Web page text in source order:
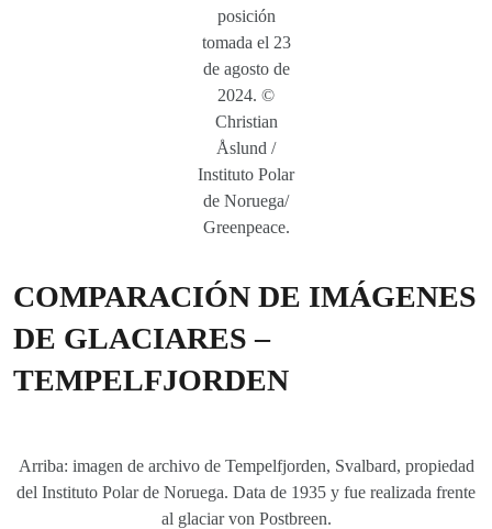
posición
tomada el 23
de agosto de
2024. ©
Christian
Åslund /
Instituto Polar
de Noruega/
Greenpeace.
COMPARACIÓN DE IMÁGENES
DE GLACIARES –
TEMPELFJORDEN
Arriba: imagen de archivo de Tempelfjorden, Svalbard, propiedad
del Instituto Polar de Noruega. Data de 1935 y fue realizada frente
al glaciar von Postbreen.